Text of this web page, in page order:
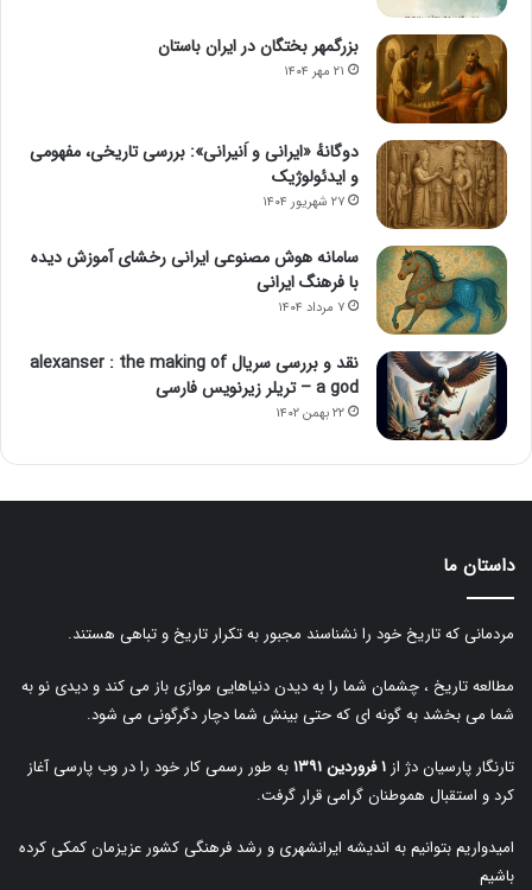
بزرگمهر بختگان در ایران باستان
۲۱ مهر ۱۴۰۴
دوگانهٔ «ایرانی و اَنیرانی»: بررسی تاریخی، مفهومی
و ایدئولوژیک
۲۷ شهریور ۱۴۰۴
سامانه هوش مصنوعی ایرانی رخشای آموزش دیده
با فرهنگ ایرانی
۷ مرداد ۱۴۰۴
نقد و بررسی سریال alexanser : the making of
a god – تریلر زیرنویس فارسی
۲۲ بهمن ۱۴۰۲
داستان ما
مردمانی که تاریخ خود را نشناسند مجبور به تکرار تاریخ و تباهی هستند.
مطالعه تاریخ ، چشمان شما را به دیدن دنیاهایی موازی باز می کند و دیدی نو به
شما می بخشد به گونه ای که حتی بینش شما دچار دگرگونی می شود.
تارنگار پارسیان دژ از ۱ فروردین ۱۳۹۱
به طور رسمی کار خود را در وب پارسی آغاز
کرد و استقبال هموطنان گرامی قرار گرفت.
امیدواریم بتوانیم به اندیشه ایرانشهری و رشد فرهنگی کشور عزیزمان کمکی کرده
باشیم